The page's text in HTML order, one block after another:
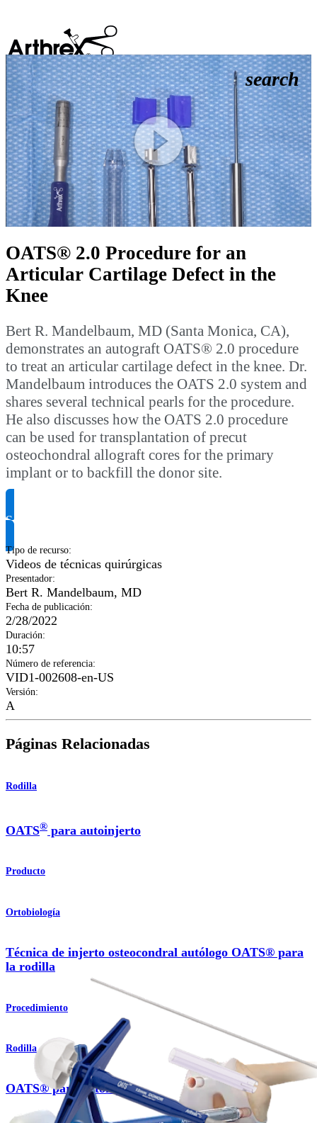
search
Play
Video
OATS® 2.0 Procedure for an
Articular Cartilage Defect in the
Knee
Bert R. Mandelbaum, MD (Santa Monica, CA),
demonstrates an autograft OATS® 2.0 procedure
to treat an articular cartilage defect in the knee. Dr.
Mandelbaum introduces the OATS 2.0 system and
shares several technical pearls for the procedure.
He also discusses how the OATS 2.0 procedure
can be used for transplantation of precut
osteochondral allograft cores for the primary
implant or to backfill the donor site.
Solicitar información del producto
Tipo de recurso:
Videos de técnicas quirúrgicas
Presentador:
Bert R. Mandelbaum, MD
Fecha de publicación:
2/28/2022
Duración:
10:57
Número de referencia:
VID1-002608-en-US
Versión:
A
Páginas Relacionadas
Rodilla
OATS® para autoinjerto
Producto
Ortobiología
Técnica de injerto osteocondral autólogo OATS® para
la rodilla
Procedimiento
Rodilla
OATS® para autoinjerto